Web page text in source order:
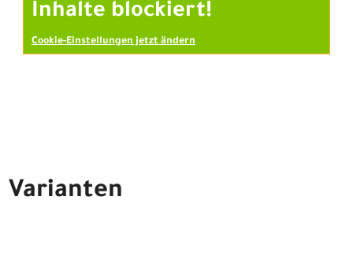
Inhalte blockiert!
Cookie-Einstellungen jetzt ändern
Varianten